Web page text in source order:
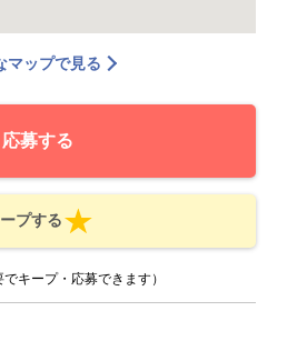
マップで見る
応募する
プする
でキープ・応募できます）